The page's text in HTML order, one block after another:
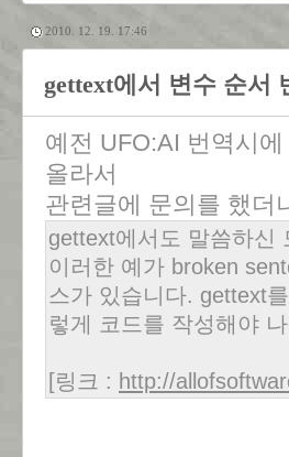
2010. 12. 19. 17:46
gettext에서 변수 순서
예전 UFO:AI 번역시
올라서
관련글에 문의를 했더
gettext에서도 말씀하신
이러한 예가 broken
스가 있습니다. gettext
렇게 코드를 작성해야
[링크 : http://